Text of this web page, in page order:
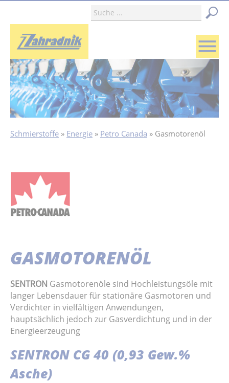
menu
Schmierstoffe Energie Petro Canada Gasmotorenöl
GASMOTORENÖL
SENTRON Gasmotorenöle sind Hochleistungsöle mit
langer Lebensdauer für stationäre Gasmotoren und
Verdichter in vielfältigen Anwendungen,
hauptsächlich jedoch zur Gasverdichtung und in der
Energieerzeugung
SENTRON CG 40 (0,93 Gew.%
Asche)